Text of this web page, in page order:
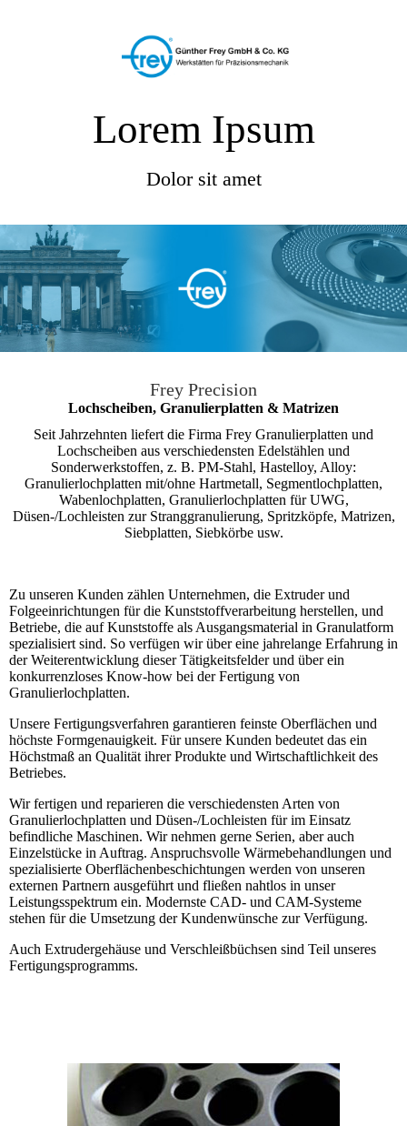
Lorem Ipsum
Dolor sit amet
Frey Precision
Lochscheiben, Granulierplatten & Matrizen
Seit Jahrzehnten liefert die Firma Frey Granulierplatten und
Lochscheiben aus verschiedensten Edelstählen und
Sonderwerkstoffen, z. B. PM-Stahl, Hastelloy, Alloy:
Granulierlochplatten mit/ohne Hartmetall, Segmentlochplatten,
Wabenlochplatten, Granulierlochplatten für UWG,
Düsen-/Lochleisten zur Stranggranulierung, Spritzköpfe, Matrizen,
Siebplatten, Siebkörbe usw.
Zu unseren Kunden zählen Unternehmen, die Extruder und
Folgeeinrichtungen für die Kunststoffverarbeitung herstellen, und
Betriebe, die auf Kunststoffe als Ausgangsmaterial in Granulatform
spezialisiert sind. So verfügen wir über eine jahrelange Erfahrung in
der Weiterentwicklung dieser Tätigkeitsfelder und über ein
konkurrenzloses Know-how bei der Fertigung von
Granulierlochplatten.
Unsere Fertigungsverfahren garantieren feinste Oberflächen und
höchste Formgenauigkeit. Für unsere Kunden bedeutet das ein
Höchstmaß an Qualität ihrer Produkte und Wirtschaftlichkeit des
Betriebes.
Wir fertigen und reparieren die verschiedensten Arten von
Granulierlochplatten und Düsen-/Lochleisten für im Einsatz
befindliche Maschinen. Wir nehmen gerne Serien, aber auch
Einzelstücke in Auftrag. Anspruchsvolle Wärmebehandlungen und
spezialisierte Oberflächenbeschichtungen werden von unseren
externen Partnern ausgeführt und fließen nahtlos in unser
Leistungsspektrum ein. Modernste CAD- und CAM-Systeme
stehen für die Umsetzung der Kundenwünsche zur Verfügung.
Auch Extrudergehäuse und Verschleißbüchsen sind Teil unseres
Fertigungsprogramms.